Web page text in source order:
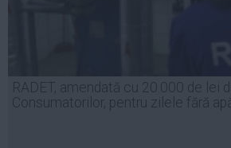
RADET, amendată cu 20.000 de lei
Consumatorilor, pentru zilele fără